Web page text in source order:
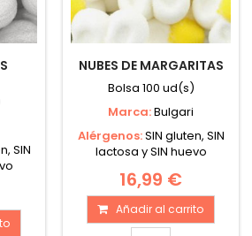
SIN
NUBES DE MARGARITAS
Bolsa 100 ud(s)
Marca:Bulgari
Alérgenos:SIN gluten, SIN
lactosa y SIN huevo
16,99 €
Añadir al carrito